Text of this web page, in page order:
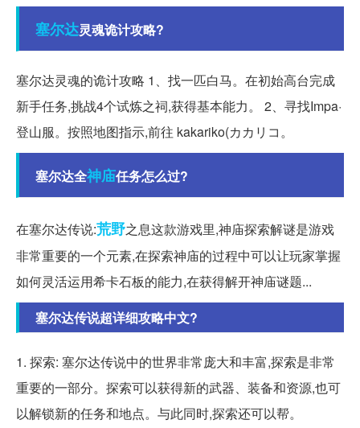
塞尔达灵魂诡计攻略?
塞尔达灵魂的诡计攻略 1、找一匹白马。在初始高台完成
新手任务,挑战4个试炼之祠,获得基本能力。 2、寻找Impa·
登山服。按照地图指示,前往 kakariko(カカリコ。
塞尔达全神庙任务怎么过?
在塞尔达传说:荒野之息这款游戏里,神庙探索解谜是游戏
非常重要的一个元素,在探索神庙的过程中可以让玩家掌握
如何灵活运用希卡石板的能力,在获得解开神庙谜题...
塞尔达传说超详细攻略中文?
1. 探索: 塞尔达传说中的世界非常庞大和丰富,探索是非常
重要的一部分。探索可以获得新的武器、装备和资源,也可
以解锁新的任务和地点。与此同时,探索还可以帮。